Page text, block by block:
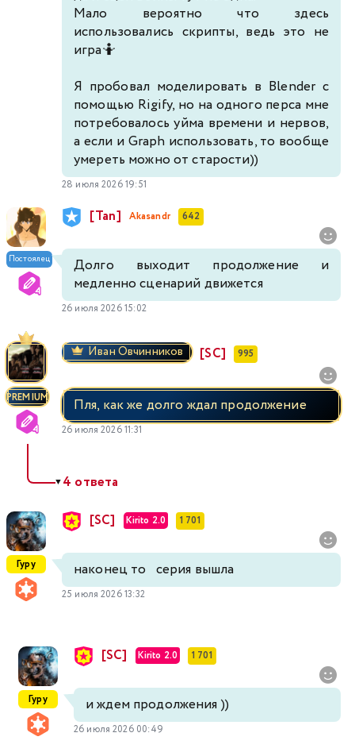
Мало вероятно что здесь
использовались скрипты, ведь это не
игра🤷
Я пробовал моделировать в Blender с
помощью Rigify, но на одного перса мне
потребовалось уйма времени и нервов,
а если и Graph использовать, то вообще
умереть можно от старости))
28 июля 2026 19:51
Постоялец
[Tan] Akasandr 642
Долго выходит продолжение и
медленно сценарий движется
26 июля 2026 15:02
PREMIUM
Иван Овчинников [SC] 995
Пля, как же долго ждал продолжение
26 июля 2026 11:31
▼4 ответа
Гуру
[SC] Kirito 2.0 1 701
наконец то серия вышла
25 июля 2026 13:32
Гуру
[SC] Kirito 2.0 1 701
и ждем продолжения ))
26 июля 2026 00:49